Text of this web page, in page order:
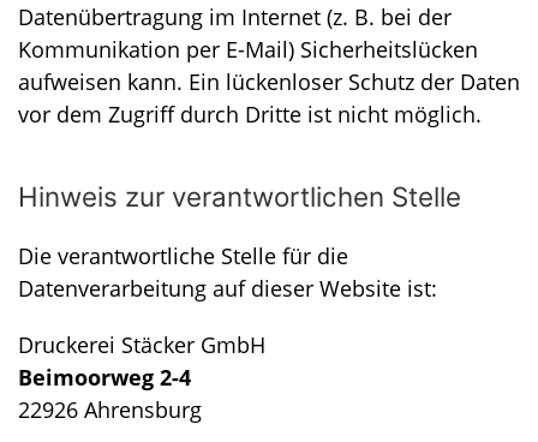
Datenübertragung im Internet (z. B. bei der
Kommunikation per E-Mail) Sicherheitslücken
aufweisen kann. Ein lückenloser Schutz der Daten
vor dem Zugriff durch Dritte ist nicht möglich.
Hinweis zur verantwortlichen Stelle
Die verantwortliche Stelle für die
Datenverarbeitung auf dieser Website ist:
Druckerei Stäcker GmbH
Beimoorweg 2-4
22926 Ahrensburg